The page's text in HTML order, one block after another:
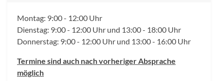
Montag: 9:00 - 12:00 Uhr
Dienstag: 9:00 - 12:00 Uhr und 13:00 - 18:00 Uhr
Donnerstag: 9:00 - 12:00 Uhr und 13:00 - 16:00 Uhr
Termine sind auch nach vorheriger Absprache
möglich